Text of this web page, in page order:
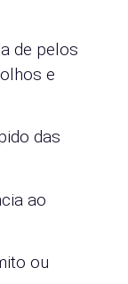
de pelos
e
das
ao
ou